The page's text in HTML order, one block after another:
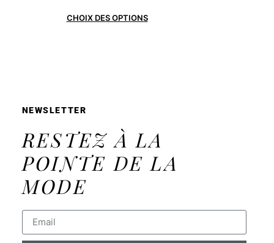
CHOIX DES OPTIONS
NEWSLETTER
RESTEZ À LA
POINTE DE LA
MODE